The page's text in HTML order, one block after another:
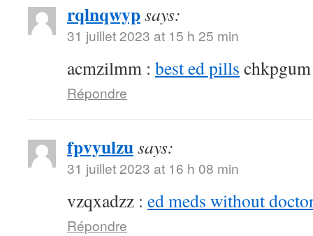
rqlnqwypsays:
31 juillet 2023 at 15 h 25 min
acmzilmm : best ed pills chkpgum
Répondre
fpvyulzusays:
31 juillet 2023 at 16 h 08 min
vzqxadzz : ed meds without
Répondre